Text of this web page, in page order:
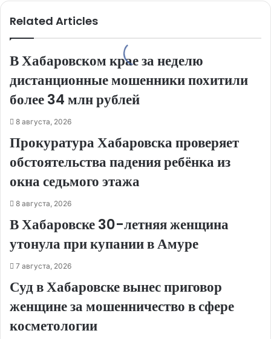
Related Articles
В Хабаровском крае за неделю
дистанционные мошенники похитили
более 34 млн рублей
8 августа, 2026
Прокуратура Хабаровска проверяет
обстоятельства падения ребёнка из
окна седьмого этажа
8 августа, 2026
В Хабаровске 30-летняя женщина
утонула при купании в Амуре
7 августа, 2026
Суд в Хабаровске вынес приговор
женщине за мошенничество в сфере
косметологии